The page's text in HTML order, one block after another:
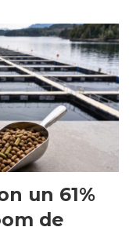
un 61%
de